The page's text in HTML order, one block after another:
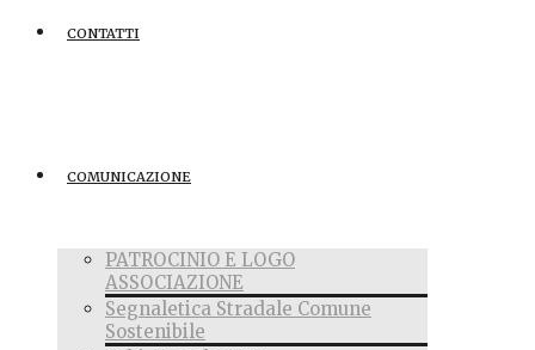
CONTATTI
COMUNICAZIONE
PATROCINIO E LOGO
ASSOCIAZIONE
Segnaletica Stradale Comune
Sostenibile